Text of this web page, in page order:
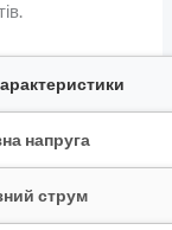
напруга
струм